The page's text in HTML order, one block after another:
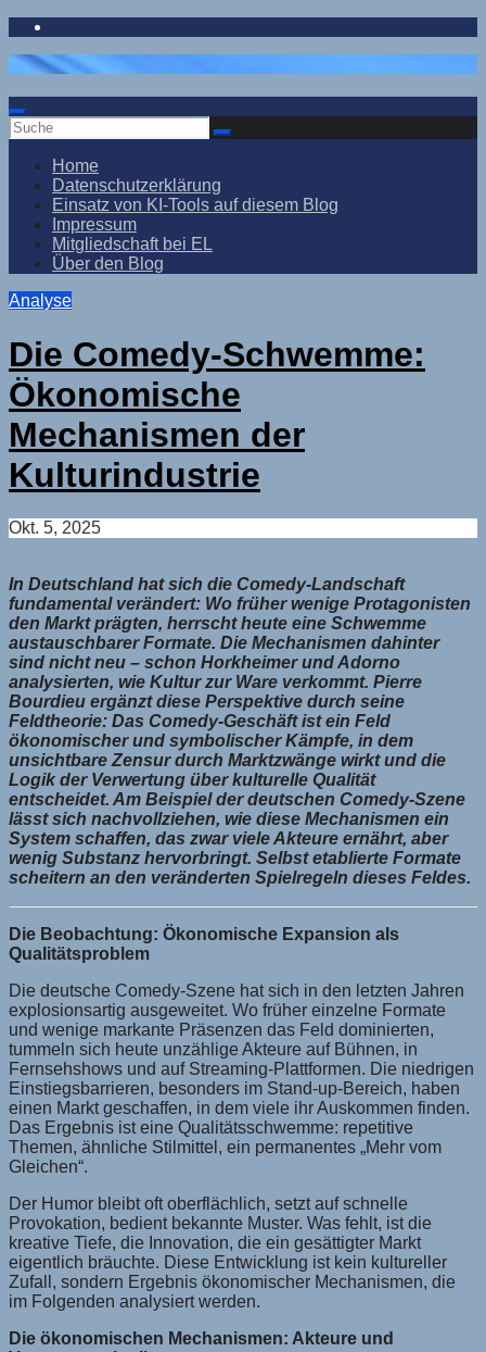
Zum
springen
Home
Datenschutzerklärung
Einsatz von KI-Tools auf diesem Blog
Impressum
Mitgliedschaft bei EL
Über den Blog
Analyse
Die Comedy-Schwemme:
Ökonomische
Mechanismen der
Kulturindustrie
Okt. 5, 2025
In Deutschland hat sich die Comedy-Landschaft
fundamental verändert: Wo früher wenige Protagonisten
den Markt prägten, herrscht heute eine Schwemme
austauschbarer Formate. Die Mechanismen dahinter
sind nicht neu – schon Horkheimer und Adorno
analysierten, wie Kultur zur Ware verkommt. Pierre
Bourdieu ergänzt diese Perspektive durch seine
Feldtheorie: Das Comedy-Geschäft ist ein Feld
ökonomischer und symbolischer Kämpfe, in dem
unsichtbare Zensur durch Marktzwänge wirkt und die
Logik der Verwertung über kulturelle Qualität
entscheidet. Am Beispiel der deutschen Comedy-Szene
lässt sich nachvollziehen, wie diese Mechanismen ein
System schaffen, das zwar viele Akteure ernährt, aber
wenig Substanz hervorbringt. Selbst etablierte Formate
scheitern an den veränderten Spielregeln dieses Feldes.
Die Beobachtung: Ökonomische Expansion als
Qualitätsproblem
Die deutsche Comedy-Szene hat sich in den letzten Jahren
explosionsartig ausgeweitet. Wo früher einzelne Formate
und wenige markante Präsenzen das Feld dominierten,
tummeln sich heute unzählige Akteure auf Bühnen, in
Fernsehshows und auf Streaming-Plattformen. Die niedrigen
Einstiegsbarrieren, besonders im Stand-up-Bereich, haben
einen Markt geschaffen, in dem viele ihr Auskommen finden.
Das Ergebnis ist eine Qualitätsschwemme: repetitive
Themen, ähnliche Stilmittel, ein permanentes „Mehr vom
Gleichen“.
Der Humor bleibt oft oberflächlich, setzt auf schnelle
Provokation, bedient bekannte Muster. Was fehlt, ist die
kreative Tiefe, die Innovation, die ein gesättigter Markt
eigentlich bräuchte. Diese Entwicklung ist kein kultureller
Zufall, sondern Ergebnis ökonomischer Mechanismen, die
im Folgenden analysiert werden.
Die ökonomischen Mechanismen: Akteure und